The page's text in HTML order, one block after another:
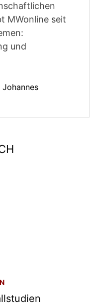
MWonline seit
und